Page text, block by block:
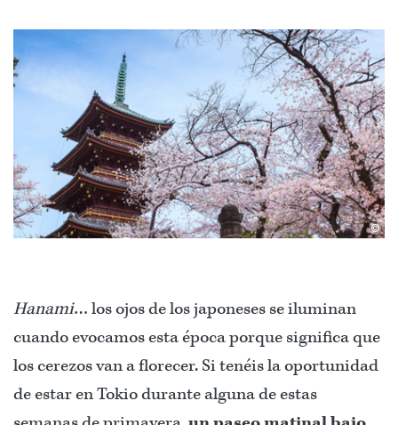
©
Hanami… los ojos de los japoneses se iluminan
cuando evocamos esta época porque significa que
los cerezos van a florecer. Si tenéis la oportunidad
de estar en Tokio durante alguna de estas